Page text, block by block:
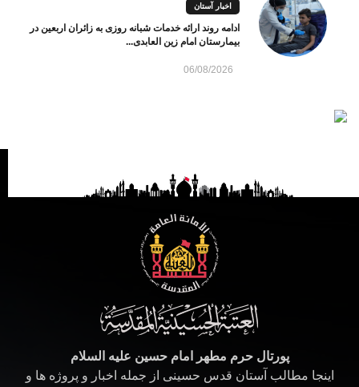
اخبار آستان
ادامه روند ارائه خدمات شبانه روزی به زائران اربعین در
بیمارستان امام زین العابدی...
06/08/2026
پورتال حرم مطهر امام حسین علیه السلام
اینجا مطالب آستان قدس حسینی از جمله اخبار و پروژه ها و